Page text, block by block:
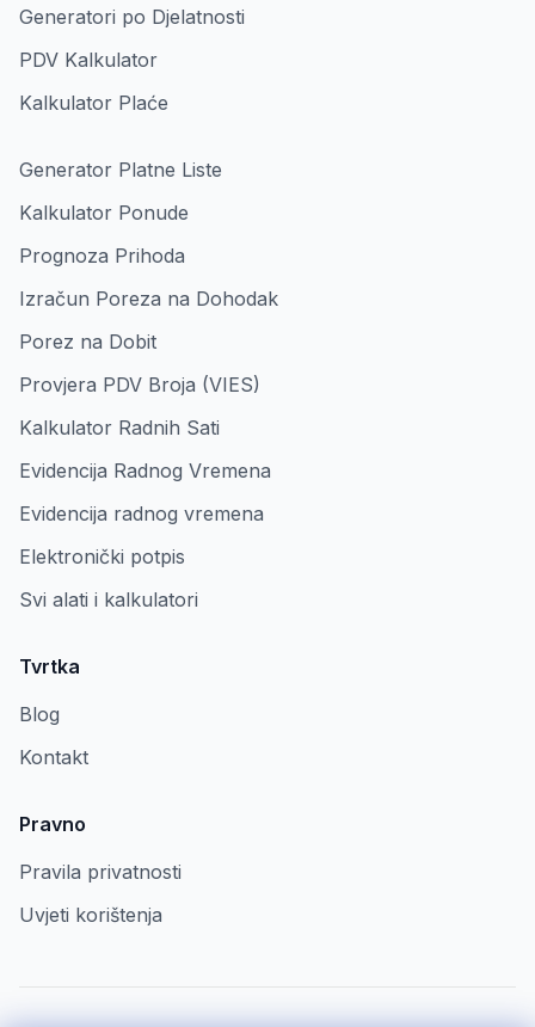
Generatori po Djelatnosti
PDV Kalkulator
Kalkulator Plaće
Generator Platne Liste
Kalkulator Ponude
Prognoza Prihoda
Izračun Poreza na Dohodak
Porez na Dobit
Provjera PDV Broja (VIES)
Kalkulator Radnih Sati
Evidencija Radnog Vremena
Evidencija radnog vremena
Elektronički potpis
Svi alati i kalkulatori
Tvrtka
Blog
Kontakt
Pravno
Pravila privatnosti
Uvjeti korištenja